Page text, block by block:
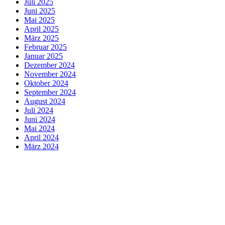
Juli 2025
Juni 2025
Mai 2025
April 2025
März 2025
Februar 2025
Januar 2025
Dezember 2024
November 2024
Oktober 2024
September 2024
August 2024
Juli 2024
Juni 2024
Mai 2024
April 2024
März 2024